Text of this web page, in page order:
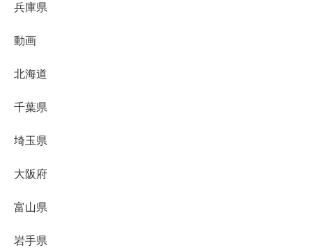
兵庫県
動画
北海道
千葉県
埼玉県
大阪府
富山県
岩手県